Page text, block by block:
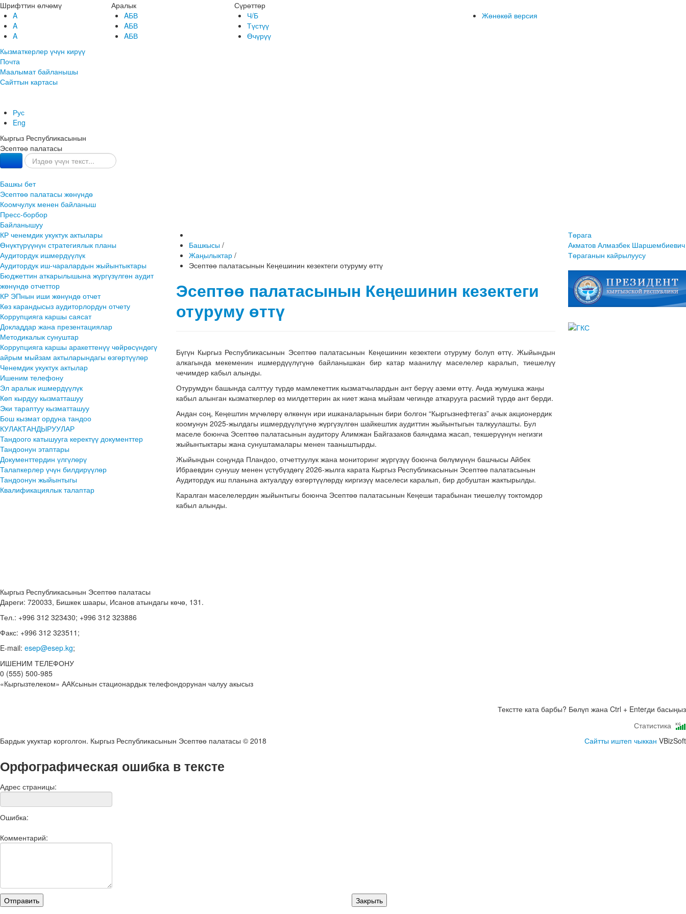
Шрифттин өлчөмү
A
A
A
Аралык
AБВ
AБВ
AБВ
Сүрөттөр
Ч/Б
Түстүү
Өчүрүү
Жөнөкөй версия
Кызматкерлер үчүн кирүү
Почта
Маалымат байланышы
Сайттын картасы
Рус
Eng
Кыргыз Республикасынын
Эсептөө палатасы
Башкы бет
Эсептөө палатасы жөнүндө
Коомчулук менен байланыш
Пресс-борбор
Байланышуу
КР ченемдик укуктук актылары
Өнүктүрүүнүн стратегиялык планы
Аудитордук ишмердүүлүк
Аудитордук иш-чаралардын жыйынтыктары
Бюджеттин аткарылышына жүргүзүлгөн аудит
жөнүндө отчеттор
КР ЭПнын иши жөнүндө отчет
Көз карандысыз аудиторлордун отчету
Коррупцияга каршы саясат
Докладдар жана презентациялар
Методикалык сунуштар
Коррупцияга каршы аракеттенүү чөйрөсүндөгү
айрым мыйзам актыларындагы өзгөртүүлөр
Ченемдик укуктук актылар
Ишеним телефону
Эл аралык ишмердүүлүк
Көп кырдуу кызматташуу
Эки тараптуу кызматташуу
Бош кызмат ордуна тандоо
КУЛАКТАНДЫРУУЛАР
Тандоого катышууга керектүү документтер
Тандоонун этаптары
Документтердин үлгүлөрү
Талапкерлер үчүн билдирүүлөр
Тандоонун жыйынтыгы
Квалификациялык талаптар
Башкысы /
Жаңылыктар /
Эсептөө палатасынын Кеңешинин кезектеги отуруму өттү
Эсептөө палатасынын Кеңешинин кезектеги
отуруму өттү
Бүгүн Кыргыз Республикасынын Эсептөө палатасынын Кеңешинин кезектеги отуруму болуп өттү. Жыйындын
алкагында мекеменин ишмердүүлүгүнө байланышкан бир катар маанилүү маселелер каралып, тиешелүү
чечимдер кабыл алынды.
​Отурумдун башында салттуу түрдө мамлекеттик кызматчылардын ант берүү аземи өттү. Анда жумушка жаңы
кабыл алынган кызматкерлер өз милдеттерин ак ниет жана мыйзам чегинде аткарууга расмий түрдө ант берди.
Андан соң, Кеңештин мүчөлөрү өлкөнүн ири ишканаларынын бири болгон “Кыргызнефтегаз” ачык акционердик
коомунун 2025-жылдагы ишмердүүлүгүнө жүргүзүлгөн шайкештик аудиттин жыйынтыгын талкуулашты. Бул
маселе боюнча Эсептөө палатасынын аудитору Алимжан Байгазаков баяндама жасап, текшерүүнүн негизги
жыйынтыктары жана сунуштамалары менен тааныштырды.
Жыйындын соңунда Пландоо, отчеттуулук жана мониторинг жүргүзүү боюнча бөлүмүнүн башчысы Айбек
Ибраевдин сунушу менен үстүбүздөгү 2026-жылга карата Кыргыз Республикасынын Эсептөө палатасынын
Аудитордук иш планына актуалдуу өзгөртүүлөрдү киргизүү маселеси каралып, бир добуштан жактырылды.
​Каралган маселелердин жыйынтыгы боюнча Эсептөө палатасынын Кеңеши тарабынан тиешелүү токтомдор
кабыл алынды.
Төрага
Акматов Алмазбек Шаршембиевич
Төраганын кайрылуусу
Кыргыз Республикасынын Эсептөө палатасы
Дареги: 720033, Бишкек шаары, Исанов атындагы көчө, 131.
Тел.: +996 312 323430; +996 312 323886
Факс: +996 312 323511;
E-mail: esep@esep.kg;
ИШЕНИМ ТЕЛЕФОНУ
0 (555) 500-985
«Кыргызтелеком» ААКсынын стационардык телефондорунан чалуу акысыз
Текстте ката барбы? Бөлүп жана Ctrl + Enterди басыңыз
Статистика
Бардык укуктар корголгон. Кыргыз Республикасынын Эсептөө палатасы © 2018
Сайтты иштеп чыккан VBizSoft
Орфографическая ошибка в тексте
Адрес страницы:
Ошибка:
Комментарий: